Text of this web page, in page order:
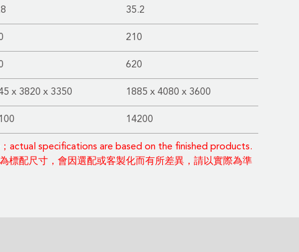
35.2
210
620
x 3820 x 3350 1885 x 4080 x 3600
14200
actual specifications are based on the finished products.
標配尺寸，會因選配或客製化而有所差異，請以實際為準